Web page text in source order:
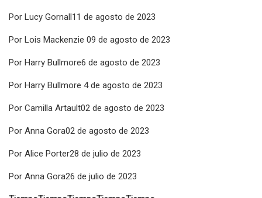
Por Lucy Gornall11 de agosto de 2023
Por Lois Mackenzie 09 de agosto de 2023
Por Harry Bullmore6 de agosto de 2023
Por Harry Bullmore 4 de agosto de 2023
Por Camilla Artault02 de agosto de 2023
Por Anna Gora02 de agosto de 2023
Por Alice Porter28 de julio de 2023
Por Anna Gora26 de julio de 2023